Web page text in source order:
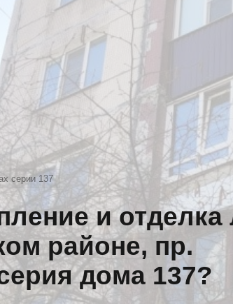
серии 137
и
районе, пр.
дома 137?